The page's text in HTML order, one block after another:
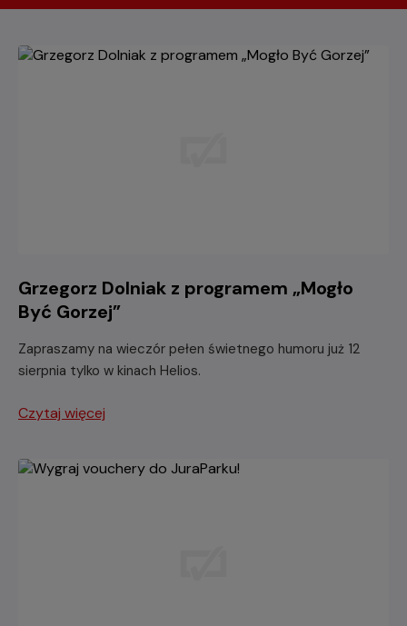
Grzegorz Dolniak z programem „Mogło
Być Gorzej”
Zapraszamy na wieczór pełen świetnego humoru już 12
sierpnia tylko w kinach Helios.
Czytaj więcej